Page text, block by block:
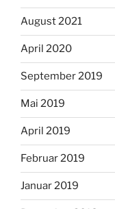
August 2021
April 2020
September 2019
Mai 2019
April 2019
Februar 2019
Januar 2019